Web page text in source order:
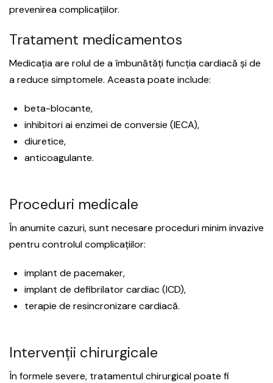
prevenirea complicațiilor.
Tratament medicamentos
Medicația are rolul de a îmbunătăți funcția cardiacă și de
a reduce simptomele. Aceasta poate include:
beta-blocante,
inhibitori ai enzimei de conversie (IECA),
diuretice,
anticoagulante.
Proceduri medicale
În anumite cazuri, sunt necesare proceduri minim invazive
pentru controlul complicațiilor:
implant de pacemaker,
implant de defibrilator cardiac (ICD),
terapie de resincronizare cardiacă.
Intervenții chirurgicale
În formele severe, tratamentul chirurgical poate fi